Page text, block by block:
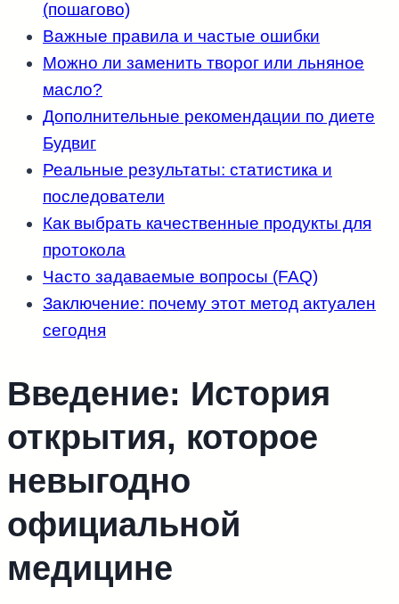
(пошагово)
Важные правила и частые ошибки
Можно ли заменить творог или льняное
масло?
Дополнительные рекомендации по диете
Будвиг
Реальные результаты: статистика и
последователи
Как выбрать качественные продукты для
протокола
Часто задаваемые вопросы (FAQ)
Заключение: почему этот метод актуален
сегодня
Введение: История
открытия, которое
невыгодно
официальной
медицине